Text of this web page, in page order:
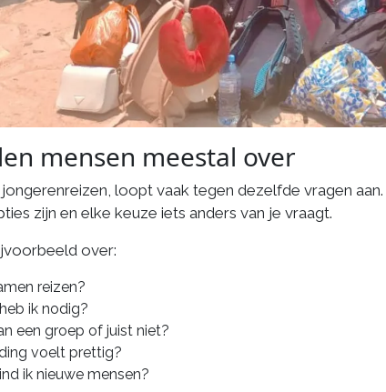
mensen meestal over
loopt vaak tegen dezelfde vragen
zijn en elke keuze iets anders van je vraagt.
over:
reizen?
ik nodig?
een groep of juist niet?
voelt prettig?
ik nieuwe mensen?